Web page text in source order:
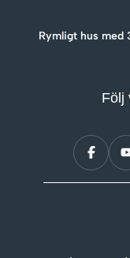
Rymligt hus med
Följ